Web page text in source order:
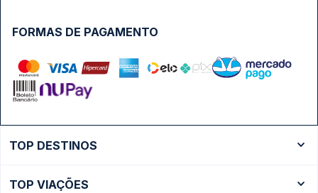
FORMAS DE PAGAMENTO
TOP DESTINOS
TOP VIAÇÕES